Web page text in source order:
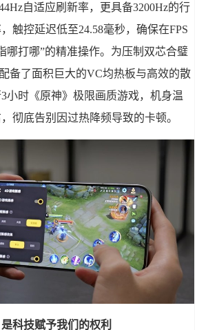
自适应刷新率，更具备3200Hz的行
触控延迟低至24.58毫秒，确保在FPS
哪打哪”的精准操作。为压制双芯合璧
备了面积巨大的VC均热板与高效的散
小时《原神》极限画质游戏，机身温
彻底告别因过热降频导致的卡顿。
科技赋予我们的权利